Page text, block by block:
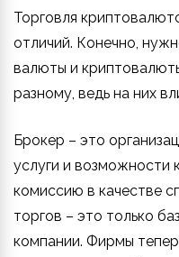
Торговля
отличий. Конечно,
валюты и
разному, ведь на них
Брокер – это
услуги и возможности
комиссию в качестве
торгов – это только
компании. Фирмы